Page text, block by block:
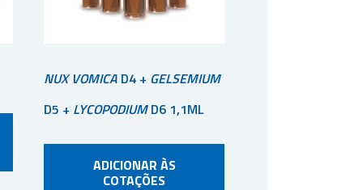
NUX VOMICA D4 + GELSEMIUM
D5 + LYCOPODIUMD6 1,1ML
ADICIONAR ÀS
COTAÇÕES